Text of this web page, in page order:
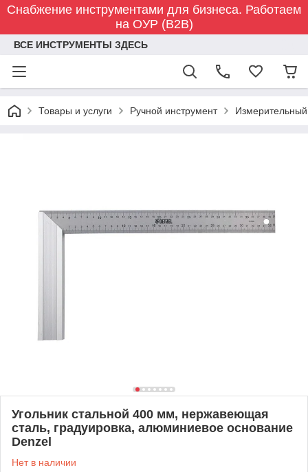
Снабжение инструментами для бизнеса. Работаем
на ОУР (B2B)
ВСЕ ИНСТРУМЕНТЫ ЗДЕСЬ
Товары и услуги Ручной инструмент
Угольник стальной 400 мм, нержавеющая
сталь, градуировка, алюминиевое основание
Denzel
Нет в наличии